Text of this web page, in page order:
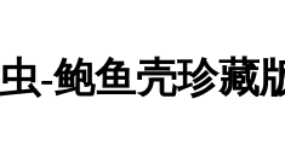
-鲍鱼壳珍藏